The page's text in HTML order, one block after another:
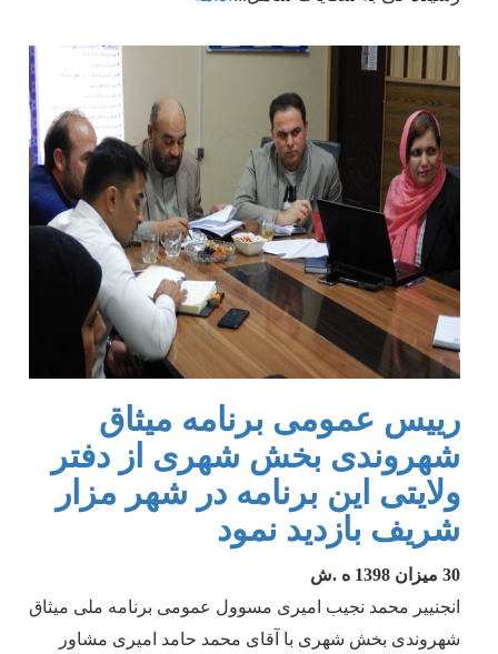
رییس عمومی برنامه میثاق
شهروندی بخش شهری از دفتر
ولایتی این برنامه در شهر مزار
شریف بازدید نمود
30 میزان 1398 ه .ش
انجنییر محمد نجیب امیری مسوول عمومی برنامه ملی میثاق
شهروندی بخش شهری با آقای محمد حامد امیری مشاور